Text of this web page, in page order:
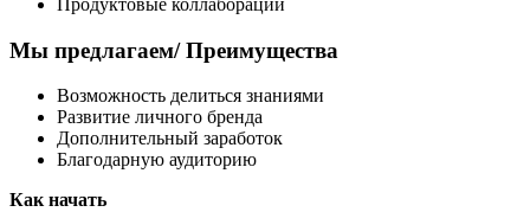
Продуктовые коллаборации
Мы предлагаем/ Преимущества
Возможность делиться знаниями
Развитие личного бренда
Дополнительный заработок
Благодарную аудиторию
Как начать